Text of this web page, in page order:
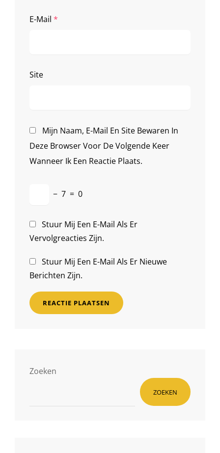
E-Mail *
Site
Mijn Naam, E-Mail En Site Bewaren In
Deze Browser Voor De Volgende Keer
Wanneer Ik Een Reactie Plaats.
− 7 = 0
Stuur Mij Een E-Mail Als Er
Vervolgreacties Zijn.
Stuur Mij Een E-Mail Als Er Nieuwe
Berichten Zijn.
Zoeken
ZOEKEN